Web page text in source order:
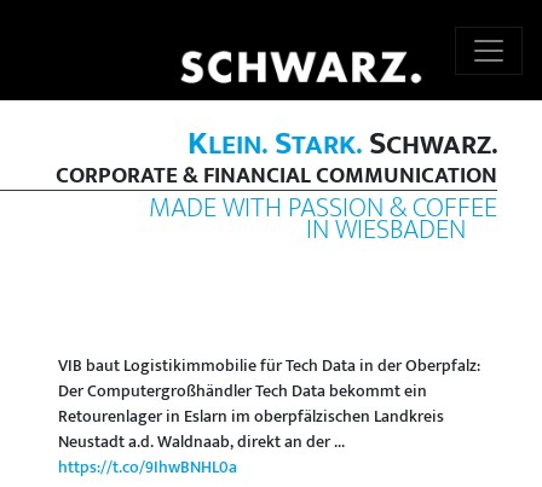
KLEIN.STARK.SCHWARZ.
CORPORATE & FINANCIAL COMMUNICATION
MADE WITH PASSION & COFFEE
IN WIESBADEN
VIB baut Logistikimmobilie für Tech Data in der Oberpfalz:
Der Computergroßhändler Tech Data bekommt ein
Retourenlager in Eslarn im oberpfälzischen Landkreis
Neustadt a.d. Waldnaab, direkt an der ...
https://t.co/9IhwBNHL0a